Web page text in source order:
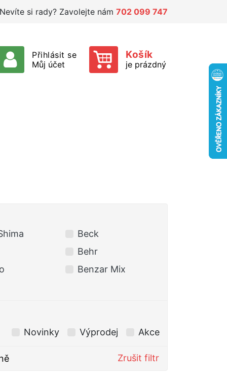
Nevíte si rady? Zavolejte nám 702 099 747
Přihlásit se
Můj účet
Košík
je prázdný
Beck
Behr
Benzar Mix
Novinky Výprodej Akce
Zrušit filtr